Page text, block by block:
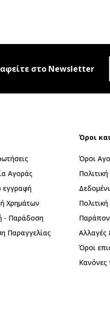
στο Newsletter
Αγοράς
Xρημάτων
- Παράδοση
Παραγγελίας
Όροι
Όροι
Αλλαγές
Όροι
Κανόνες